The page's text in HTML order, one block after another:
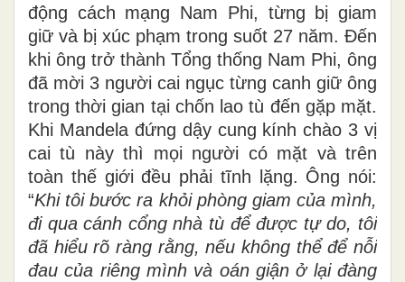
động cách mạng Nam Phi, từng bị giam
giữ và bị xúc phạm trong suốt 27 năm. Đến
khi ông trở thành Tổng thống Nam Phi, ông
đã mời 3 người cai ngục từng canh giữ ông
trong thời gian tại chốn lao tù đến gặp mặt.
Khi Mandela đứng dậy cung kính chào 3 vị
cai tù này thì mọi người có mặt và trên
toàn thế giới đều phải tĩnh lặng. Ông nói:
“Khi tôi bước ra khỏi phòng giam của mình,
đi qua cánh cổng nhà tù để được tự do, tôi
đã hiểu rõ ràng rằng, nếu không thể để nỗi
đau của riêng mình và oán giận ở lại đàng